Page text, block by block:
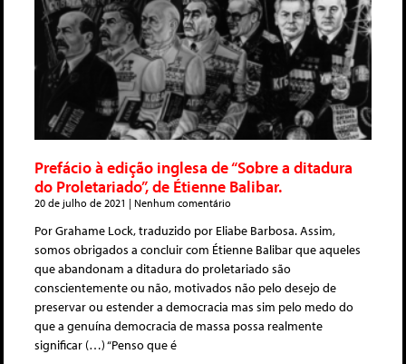
Prefácio à edição inglesa de “Sobre a ditadura
do Proletariado”, de Étienne Balibar.
20 de julho de 2021 Nenhum comentário
Por Grahame Lock, traduzido por Eliabe Barbosa. Assim,
somos obrigados a concluir com Étienne Balibar que aqueles
que abandonam a ditadura do proletariado são
conscientemente ou não, motivados não pelo desejo de
preservar ou estender a democracia mas sim pelo medo do
que a genuína democracia de massa possa realmente
significar (…) “Penso que é